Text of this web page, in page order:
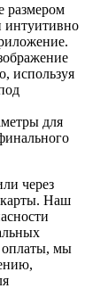
размером
интуитивно
используя
для
через
карты. Наш
оплаты, мы